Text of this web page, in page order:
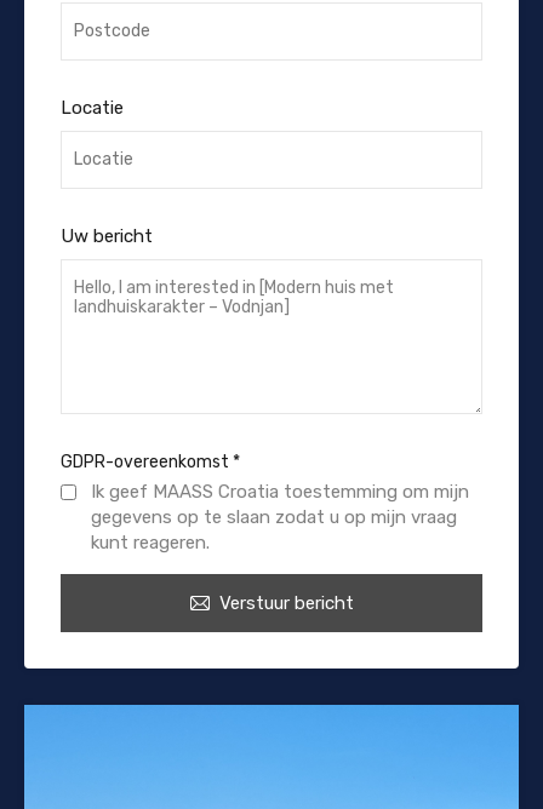
Locatie
Uw bericht
GDPR-overeenkomst *
Ik geef MAASS Croatia toestemming om mijn
gegevens op te slaan zodat u op mijn vraag
kunt reageren.
Verstuur bericht